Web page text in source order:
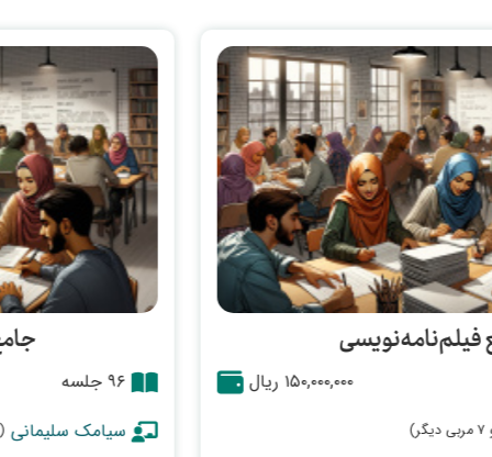
۱۵۰,۰۰۰,۰۰۰ ریال